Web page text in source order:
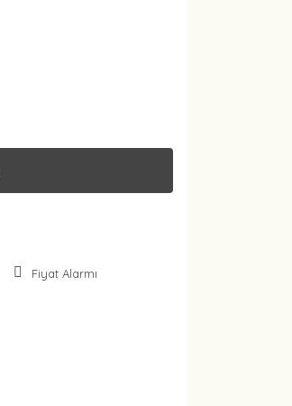
Fiyat Alarmı